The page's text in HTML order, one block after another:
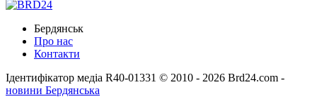
Бердянськ
Про нас
Контакти
Ідентифікатор медіа R40-01331 © 2010 - 2026 Brd24.com -
новини Бердянська